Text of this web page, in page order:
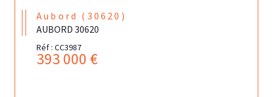
Aubord (30620)
AUBORD 30620
Réf : CC3987
393 000 €